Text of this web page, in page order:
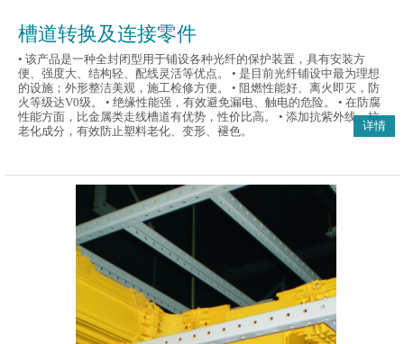
槽道转换及连接零件
• 该产品是一种全封闭型用于铺设各种光纤的保护装置，具有安装方
便、强度大、结构轻、配线灵活等优点。 • 是目前光纤铺设中最为理想
的设施；外形整洁美观，施工检修方便。 • 阻燃性能好、离火即灭，防
火等级达V0级。 • 绝缘性能强，有效避免漏电、触电的危险。 • 在防腐
性能方面，比金属类走线槽道有优势，性价比高。 • 添加抗紫外线、抗
老化成分，有效防止塑料老化、变形、褪色。
详情